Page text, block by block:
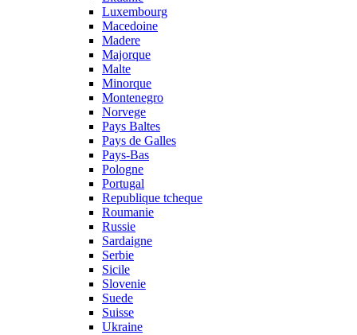
Luxembourg
Macedoine
Madere
Majorque
Malte
Minorque
Montenegro
Norvege
Pays Baltes
Pays de Galles
Pays-Bas
Pologne
Portugal
Republique tcheque
Roumanie
Russie
Sardaigne
Serbie
Sicile
Slovenie
Suede
Suisse
Ukraine